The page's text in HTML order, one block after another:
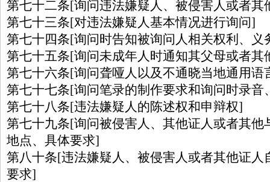
第七十二条[询问违法嫌疑人、被侵害人或者其
第七十三条[对违法嫌疑人基本情况进行询问]
第七十四条[询问时告知被询问人相关权利、义
第七十五条[询问未成年人时通知其父母或者其
第七十六条[询问聋哑人以及不通晓当地通用语
第七十七条[询问笔录的制作要求和询问时录音
第七十八条[违法嫌疑人的陈述权和申辩权]
第七十九条[询问被侵害人、其他证人或者其他
地点、具体要求]
第八十条[违法嫌疑人、被侵害人或者其他证人
要求]